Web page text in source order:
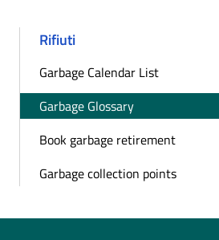
Rifiuti
Garbage Calendar List
Garbage Glossary
Book garbage retirement
Garbage collection points